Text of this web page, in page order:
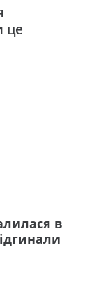
це
в